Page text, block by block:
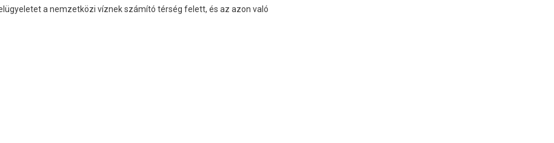
a nemzetközi víznek számító térség felett, és az azon való